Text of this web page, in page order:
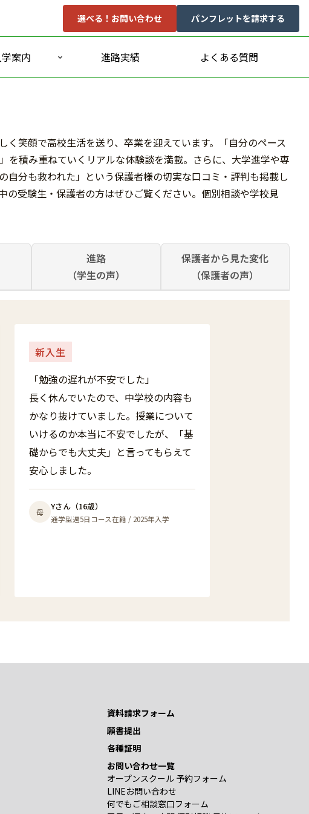
学案内 進路実績 よくある質問
選べる！お問い合わせ パンフレットを請求する
笑顔で高校生活を送り、卒業を迎えています。「自分のペース
を積み重ねていくリアルな体験談を満載。さらに、大学進学や専
分も救われた」という保護者様の切実な口コミ・評判も掲載し
受験生・保護者の方はぜひご覧ください。個別相談や学校見
進路
（学生の声）
保護者から見た変化
（保護者の声）
新入生
「勉強の遅れが不安でした」
長く休んでいたので、中学校の内容も
かなり抜けていました。授業について
いけるのか本当に不安でしたが、「基
礎からでも大丈夫」と言ってもらえて
安心しました。
母
Yさん（16歳）
通学型週5日コース在籍 / 2025年入学
資料請求フォーム
願書提出
各種証明
お問い合わせ一覧
オープンスクール 予約フォーム
LINEお問い合わせ
何でもご相談窓口フォーム